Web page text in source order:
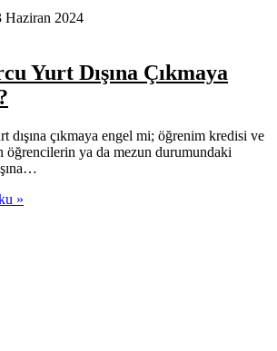
Haziran 2024
Yurt Dışına Çıkmaya
çıkmaya engel mi; öğrenim kredisi ve
öğrencilerin ya da mezun durumundaki
»